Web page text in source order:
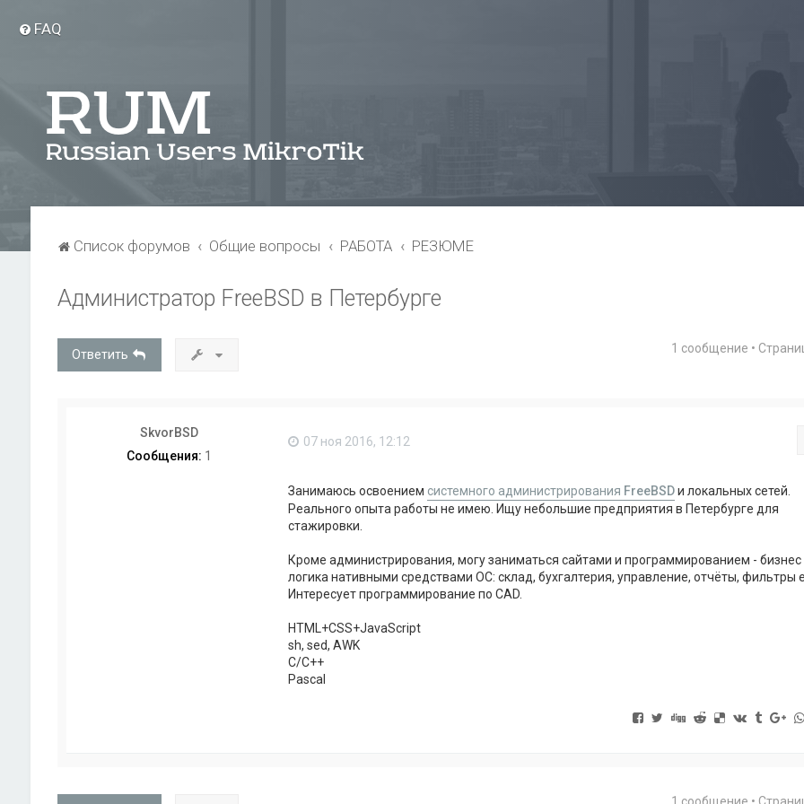
FAQ
Список форумов Общие вопросы РАБОТА РЕЗЮМЕ
Администратор FreeBSD в Петербурге
Ответить 1 сообщение •
SkvorBSD
Сообщения: 1
07 ноя 2016, 12:12
Занимаюсь освоением системного администрирования FreeBSDи локальных сетей.
Реального опыта работы не имею. Ищу небольшие предприятия в Петербурге для
стажировки.
Кроме администрирования, могу заниматься сайтами и программированием - бизнес
логика нативными средствами ОС: склад, бухгалтерия, управление, отчёты, фильтры
Интересует программирование по CAD.
HTML+CSS+JavaScript
sh, sed, AWK
C/C++
Pascal